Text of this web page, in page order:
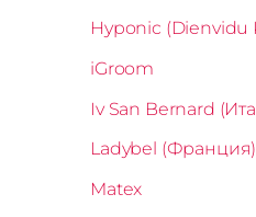
Hyponic (Dienvidu
iGroom
Iv San Bernard
Ladybel (Франция)
Matex